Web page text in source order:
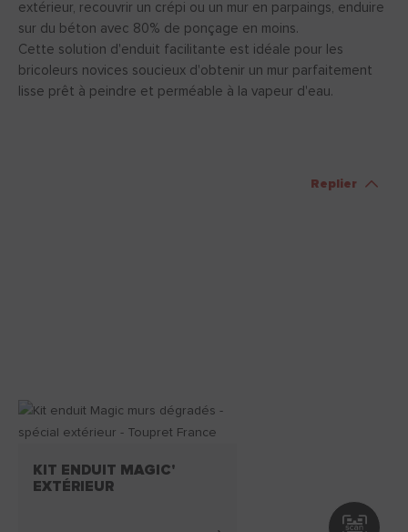
extérieur, recouvrir un crépi ou un mur en parpaings, enduire
sur du béton avec 80% de ponçage en moins.
Cette solution d'enduit facilitante est idéale pour les
bricoleurs novices soucieux d'obtenir un mur parfaitement
lisse prêt à peindre et perméable à la vapeur d'eau.
Replier
KIT ENDUIT MAGIC'
EXTÉRIEUR